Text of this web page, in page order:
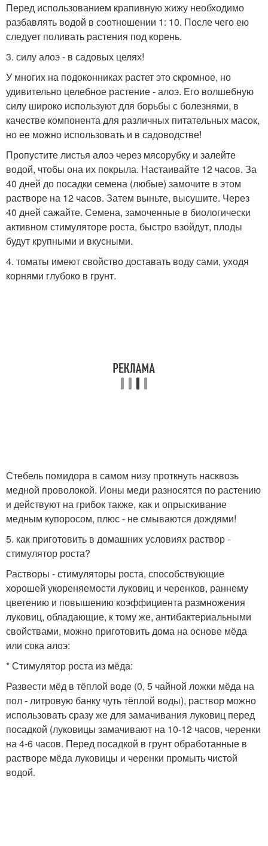
Перед использованием крапивную жижу необходимо
разбавлять водой в соотношении 1: 10. После чего ею
следует поливать растения под корень.
3. силу алоэ - в садовых целях!
У многих на подоконниках растет это скромное, но
удивительно целебное растение - алоэ. Его волшебную
силу широко используют для борьбы с болезнями, в
качестве компонента для различных питательных масок,
но ее можно использовать и в садоводстве!
Пропустите листья алоэ через мясорубку и залейте
водой, чтобы она их покрыла. Настаивайте 12 часов. За
40 дней до посадки семена (любые) замочите в этом
растворе на 12 часов. Затем выньте, высушите. Через
40 дней сажайте. Семена, замоченные в биологически
активном стимуляторе роста, быстро взойдут, плоды
будут крупными и вкусными.
4. томаты имеют свойство доставать воду сами, уходя
корнями глубоко в грунт.
Стебель помидора в самом низу проткнуть насквозь
медной проволокой. Ионы меди разносятся по растению
и действуют на грибок также, как и опрыскивание
медным купоросом, плюс - не смываются дождями!
5. как приготовить в домашних условиях раствор -
стимулятор роста?
Растворы - стимуляторы роста, способствующие
хорошей укореняемости луковиц и черенков, раннему
цветению и повышению коэффициента размножения
луковиц, обладающие, к тому же, антибактериальными
свойствами, можно приготовить дома на основе мёда
или сока алоэ:
* Стимулятор роста из мёда:
Развести мёд в тёплой воде (0, 5 чайной ложки мёда на
пол - литровую банку чуть тёплой воды), раствор можно
использовать сразу же для замачивания луковиц перед
посадкой (луковицы замачивают на 10-12 часов, черенки
на 4-6 часов. Перед посадкой в грунт обработанные в
растворе мёда луковицы и черенки промыть чистой
водой.